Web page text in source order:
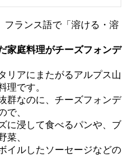
フランス語で「溶ける・溶
家庭料理がチーズフォンデ
リアにまたがるアルプス山
理です。
群なのに、チーズフォンデ
で、
に浸して食べるパンや、ブ
菜、
イルしたソーセージなどの